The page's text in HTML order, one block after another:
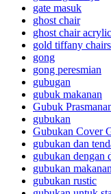
gate masuk
ghost chair
ghost chair acrylic
gold tiffany chairs
gong
gong peresmian
gubugan
gubuk makanan
Gubuk
gubukan
Gubukan Cover
gubukan dan
gubukan dengan
gubukan makanan
gubukan rustic